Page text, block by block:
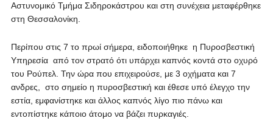
Αστυνομικό Τμήμα Σιδηροκάστρου και στη συνέχεια μεταφέρθηκε
στη Θεσσαλονίκη.
Περίπου στις 7 το πρωί σήμερα, ειδοποιήθηκε η Πυροσβεστική
Υπηρεσία από τον στρατό ότι υπάρχει καπνός κοντά στο οχυρό
του Ρούπελ. Την ώρα που επιχειρούσε, με 3 οχήματα και 7
ανδρες, στο σημείο η πυροσβεστική και έθεσε υπό έλεγχο την
εστία, εμφανίστηκε και άλλος καπνός λίγο πιο πάνω και
εντοπίστηκε κάποιο άτομο να βάζει πυρκαγιές.